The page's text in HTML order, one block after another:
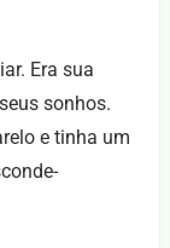
Era sua
sonhos.
e tinha um